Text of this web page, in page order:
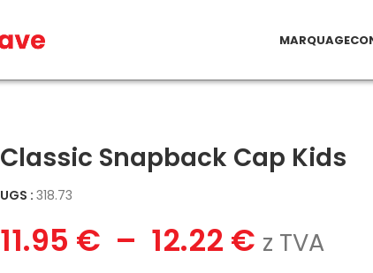
MARQUAGE
Classic Snapback Cap Kids
UGS : 318.73
11.95 € – 12.22 € z TVA